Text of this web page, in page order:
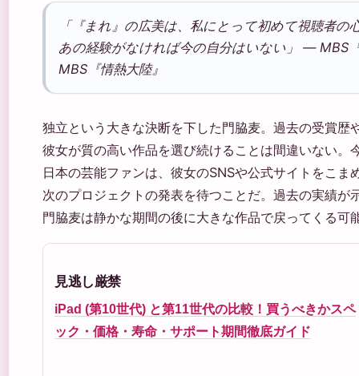
「『まれ』の広美は、私にとって初めて視聴者
あの経験がなければ今の自分はいない」 — MBS
MBS『情熱大陸』
独立という大きな決断を下した門脇麦。過去の受賞歴
彼女が質の高い作品を選び続けることは間違いない。
日本の芸能ファンは、彼女のSNSや公式サイトをこま
次のプロジェクトの発表を待つことだ。過去の実績が
門脇麦は静かな期間の後に大きな作品で戻ってくる可
見逃し厳禁
iPad (第10世代) と第11世代の比較！買うべきかスペ
ック・価格・寿命・サポート期間徹底ガイド